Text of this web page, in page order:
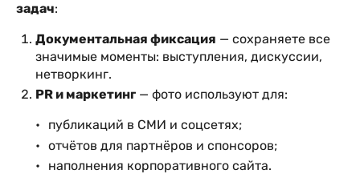
задач:
Документальная фиксация — сохраняете все
значимые моменты: выступления, дискуссии,
нетворкинг.
PR и маркетинг — фото используют для:
публикаций в СМИ и соцсетях;
отчётов для партнёров и спонсоров;
наполнения корпоративного сайта.